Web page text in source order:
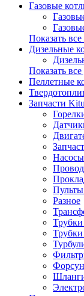
Газовые
Показать
Дизельные
Показать
Пеллетные
Запчасти
Пульты
Разное